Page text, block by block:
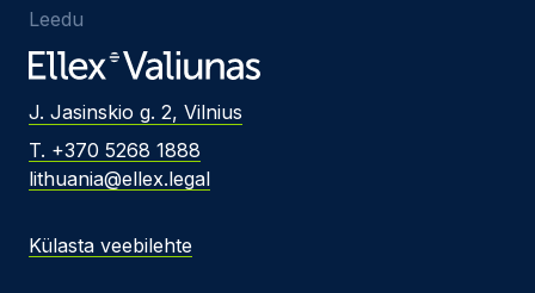
Leedu
J. Jasinskio g. 2, Vilnius
T. +370 5268 1888
lithuania@ellex.legal
Külasta veebilehte